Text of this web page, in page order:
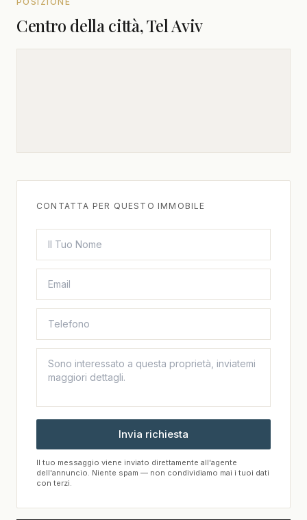
Centro della città, Tel Aviv
CONTATTA PER QUESTO IMMOBILE
Invia richiesta
Il tuo messaggio viene inviato direttamente all'agente
dell'annuncio. Niente spam — non condividiamo mai i tuoi dati
con terzi.